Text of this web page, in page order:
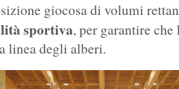
giocosa di volumi
sportiva, per garantire
linea degli alberi.